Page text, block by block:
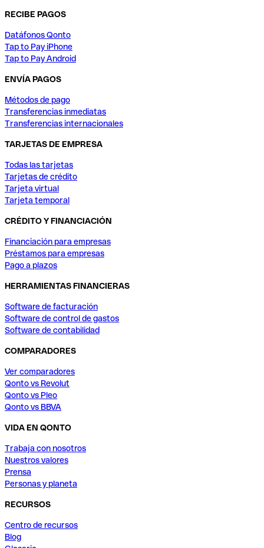
RECIBE PAGOS
Datáfonos Qonto
Tap to Pay iPhone
Tap to Pay Android
ENVÍA PAGOS
Métodos de pago
Transferencias inmediatas
Transferencias internacionales
TARJETAS DE EMPRESA
Todas las tarjetas
Tarjetas de crédito
Tarjeta virtual
Tarjeta temporal
CRÉDITO Y FINANCIACIÓN
Financiación para empresas
Préstamos para empresas
Pago a plazos
HERRAMIENTAS FINANCIERAS
Software de facturación
Software de control de gastos
Software de contabilidad
COMPARADORES
Ver comparadores
Qonto vs Revolut
Qonto vs Pleo
Qonto vs BBVA
VIDA EN QONTO
Trabaja con nosotros
Nuestros valores
Prensa
Personas y planeta
RECURSOS
Centro de recursos
Blog